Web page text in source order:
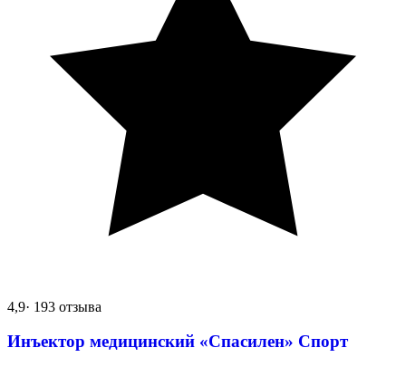
4,9· 193 отзыва
Инъектор медицинский «Спасилен» Спорт